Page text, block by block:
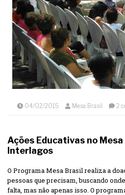
04/02/2015 Mesa Brasil 2
Ações Educativas no
Interlagos
O Programa Mesa Brasil realiza a
pessoas que precisam, buscando
falta, mas não apenas isso. O